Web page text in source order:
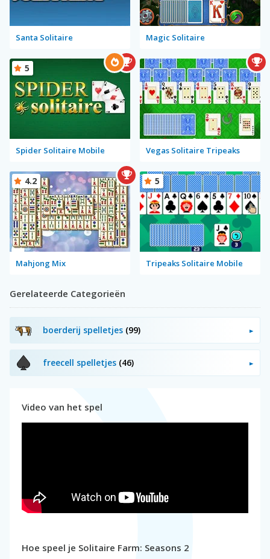
Santa Solitaire Magic Solitaire
Spider Solitaire Mobile
5
Vegas Solitaire Tripeaks
Mahjong Mix
4.2
Tripeaks Solitaire Mobile
5
Gerelateerde Categorieën
boerderij spelletjes (99)
freecell spelletjes (46)
Video van het spel
Hoe speel je Solitaire Farm: Seasons 2